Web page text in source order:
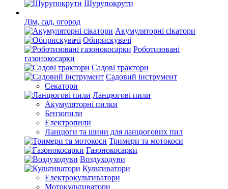
Шурупокрути
Дім, сад, огород
Акумуляторні сікатори
Обприскувачі
Роботизовані
газонокосарки
Садові трактори
Садовий інструмент
Секатори
Ланцюгові пили
Акумуляторні пилки
Бензопили
Електропили
Ланцюги та шини для ланцюгових пил
Тримери та мотокоси
Газонокосарки
Воздуходуви
Культиватори
Електрокультиватори
Мотокультиватори